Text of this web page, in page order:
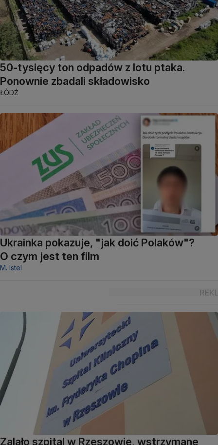
50-tysięcy ton odpadów z lotu ptaka.
Ponownie zbadali składowisko
ŁÓDŹ
Ukrainka pokazuje, "jak doić Polaków"?
O czym jest ten film
M. Istel
Zalało szpital w Rzeszowie, wstrzymane